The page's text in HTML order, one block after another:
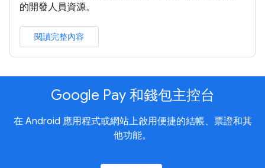
的開發人員資源。
閱讀完整內容
Google Pay 和錢包主控台
在 Android 應用程式或網站上啟用便捷的結帳、票證和其
他功能。